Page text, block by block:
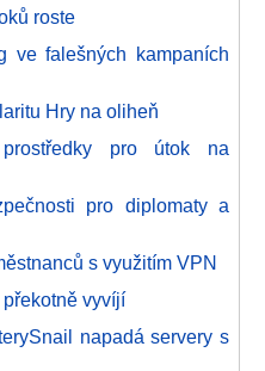
roste
ve falešných kampaních
Hry na oliheň
pro útok na
pro diplomaty a
s využitím VPN
vyvíjí
napadá servery s